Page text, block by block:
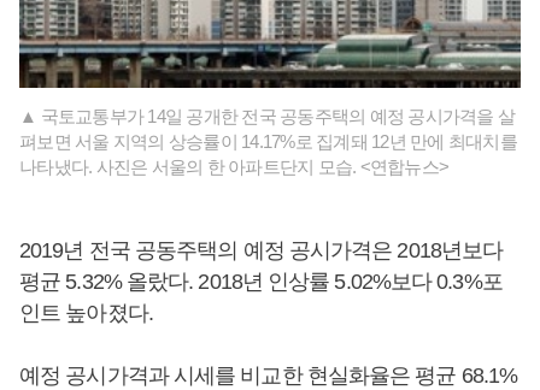
▲ 국토교통부가 14일 공개한 전국 공동주택의 예정 공시가격을 살
펴보면 서울 지역의 상승률이 14.17%로 집계돼 12년 만에 최대치를
나타냈다. 사진은 서울의 한 아파트단지 모습. <연합뉴스>
2019년 전국 공동주택의 예정 공시가격은 2018년보다
평균 5.32% 올랐다. 2018년 인상률 5.02%보다 0.3%포
인트 높아졌다.
예정 공시가격과 시세를 비교한 현실화율은 평균 68.1%